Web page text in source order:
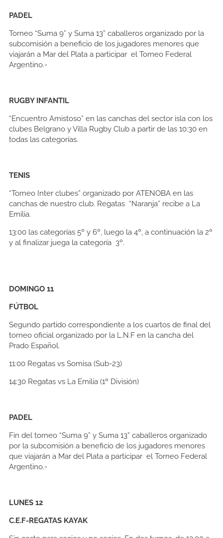
PADEL
Torneo “Suma 9” y Suma 13” caballeros organizado por la
subcomisión a beneficio de los jugadores menores que
viajarán a Mar del Plata a participar el Torneo Federal
Argentino.-
RUGBY INFANTIL
“Encuentro Amistoso” en las canchas del sector isla con los
clubes Belgrano y Villa Rugby Club a partir de las 10:30 en
todas las categorías.
TENIS
“Torneo Inter clubes” organizado por ATENOBA en las
canchas de nuestro club. Regatas “Naranja” recibe a La
Emilia.
13:00 las categorías 5º y 6º, luego la 4º, a continuación la 2º
y al finalizar juega la categoría 3º.
DOMINGO 11
FÚTBOL
Segundo partido correspondiente a los cuartos de final del
torneo oficial organizado por la L.N.F en la cancha del
Prado Español.
11:00 Regatas vs Somisa (Sub-23)
14:30 Regatas vs La Emilia (1º División)
PADEL
Fin del torneo “Suma 9” y Suma 13” caballeros organizado
por la subcomisión a beneficio de los jugadores menores
que viajarán a Mar del Plata a participar el Torneo Federal
Argentino.-
LUNES 12
C.E.F-REGATAS KAYAK